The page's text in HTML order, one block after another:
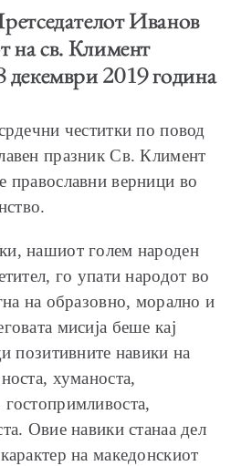
ЛИДЕРИ
Иванов
на св. Климент
декември 2019 година
честитки по повод
празник Св. Климент
православни верници во
нашиот голем народен
го упати народот во
на образовно, морално и
мисија беше кај
позитивните навики на
хуманоста,
Овие навики станаа дел
на македонскиот